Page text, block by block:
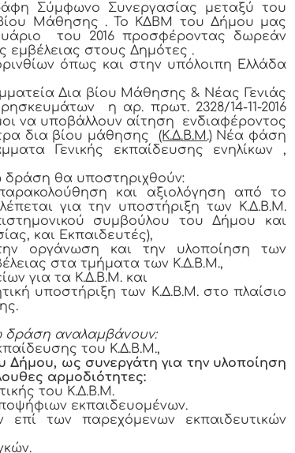
Σύμφωνο Συνεργασίας μεταξύ του
Βίου Μάθησης . Το ΚΔΒΜ του Δήμου μας
του 2016 προσφέροντας δωρεάν
εμβέλειας στους Δημότες .
όπως και στην υπόλοιπη Ελλάδα
Δια βίου Μάθησης & Νέας Γενιάς
η αρ. πρωτ. 2328/14-11-2016
να υποβάλλουν αίτηση ενδιαφέροντος
δια βίου μάθησης (Κ.Δ.Β.Μ.)Νέα φάση
Γενικής εκπαίδευσης ενηλίκων ,
θα υποστηριχθούν:
και αξιολόγηση από το
για την υποστήριξη των Κ.Δ.Β.Μ.
συμβούλου του Δήμου και
και Εκπαιδευτές),
οργάνωση και την υλοποίηση των
στα τμήματα των Κ.Δ.Β.Μ.,
για τα Κ.Δ.Β.Μ. και
υποστήριξη των Κ.Δ.Β.Μ. στο πλαίσιο
δράση αναλαμβάνουν:
του Κ.Δ.Β.Μ.,
ως συνεργάτη για την υλοποίηση
αρμοδιότητες:
του Κ.Δ.Β.Μ.
εκπαιδευομένων.
επί των παρεχόμενων εκπαιδευτικών